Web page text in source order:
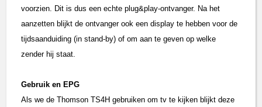
voorzien. Dit is dus een echte plug&play-ontvanger. Na het
aanzetten blijkt de ontvanger ook een display te hebben voor de
tijdsaanduiding (in stand-by) of om aan te geven op welke
zender hij staat.
Gebruik en EPG
Als we de Thomson TS4H gebruiken om tv te kijken blijkt deze